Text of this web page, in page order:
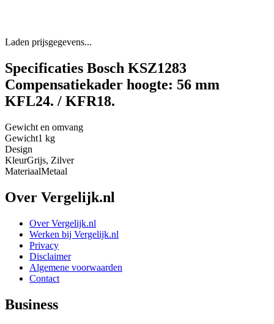
Laden prijsgegevens...
Specificaties Bosch KSZ1283
Compensatiekader hoogte: 56 mm
KFL24. / KFR18.
Gewicht en omvang
Gewicht1 kg
Design
KleurGrijs, Zilver
MateriaalMetaal
Over Vergelijk.nl
Over Vergelijk.nl
Werken bij Vergelijk.nl
Privacy
Disclaimer
Algemene voorwaarden
Contact
Business